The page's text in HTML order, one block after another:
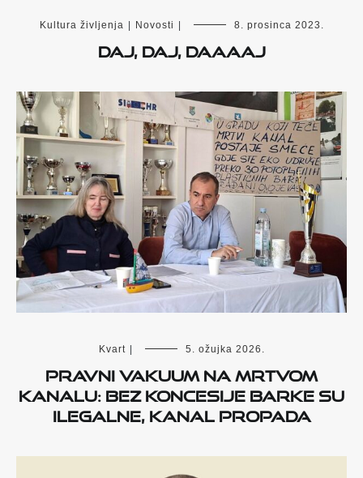
Kultura življenja Novosti 8. prosinca 2023.
Daj, daj, daaaaj
Kvart 5. ožujka 2026.
Pravni vakuum na Mrtvom
kanalu: bez koncesije barke su
ilegalne, kanal propada